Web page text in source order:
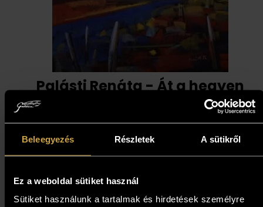
Beleegyezés Részletek A sütikről
Ez a weboldal sütiket használ
Sütiket használunk a tartalmak és hirdetések személyre
Palásti Renáta - Át a hegyen